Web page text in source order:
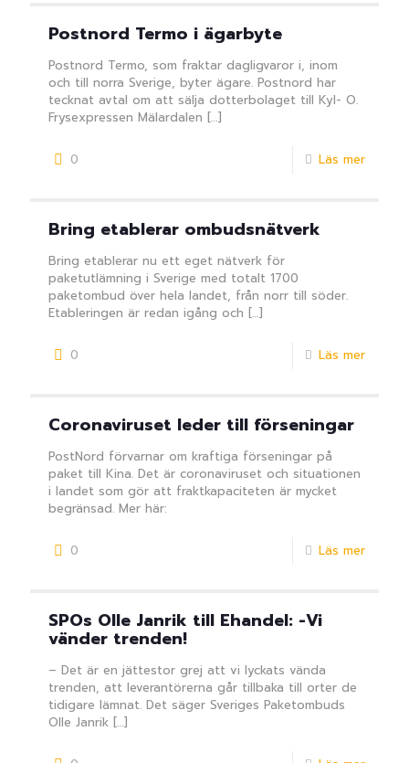
Postnord Termo i ägarbyte
Postnord Termo, som fraktar dagligvaror i, inom
och till norra Sverige, byter ägare. Postnord har
tecknat avtal om att sälja dotterbolaget till Kyl- O.
Frysexpressen Mälardalen […]
0 Läs mer
Bring etablerar ombudsnätverk
Bring etablerar nu ett eget nätverk för
paketutlämning i Sverige med totalt 1700
paketombud över hela landet, från norr till söder.
Etableringen är redan igång och […]
0 Läs mer
Coronaviruset leder till förseningar
PostNord förvarnar om kraftiga förseningar på
paket till Kina. Det är coronaviruset och situationen
i landet som gör att fraktkapaciteten är mycket
begränsad. Mer här:
0 Läs mer
SPOs Olle Janrik till Ehandel: -Vi
vänder trenden!
– Det är en jättestor grej att vi lyckats vända
trenden, att leverantörerna går tillbaka till orter de
tidigare lämnat. Det säger Sveriges Paketombuds
Olle Janrik […]